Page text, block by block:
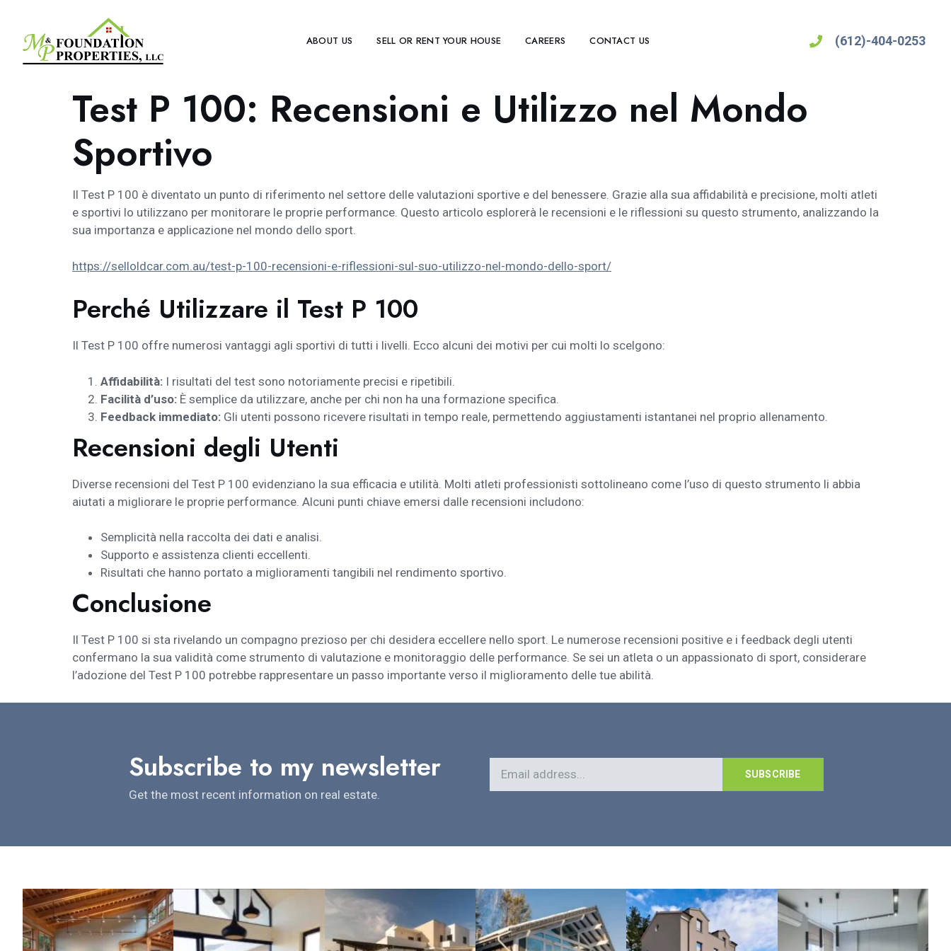
ABOUT US SELL OR RENT YOUR HOUSE CAREERS CONTACT US (612)-404-0253
Test P 100: Recensioni e Utilizzo nel Mondo
Sportivo
Il Test P 100 è diventato un punto di riferimento nel settore delle valutazioni sportive e del benessere. Grazie alla sua affidabilità e precisione, molti atleti
e sportivi lo utilizzano per monitorare le proprie performance. Questo articolo esplorerà le recensioni e le riflessioni su questo strumento, analizzando la
sua importanza e applicazione nel mondo dello sport.
https://selloldcar.com.au/test-p-100-recensioni-e-riflessioni-sul-suo-utilizzo-nel-mondo-dello-sport/
Perché Utilizzare il Test P 100
Il Test P 100 offre numerosi vantaggi agli sportivi di tutti i livelli. Ecco alcuni dei motivi per cui molti lo scelgono:
Affidabilità: I risultati del test sono notoriamente precisi e ripetibili.
Facilità d’uso: È semplice da utilizzare, anche per chi non ha una formazione specifica.
Feedback immediato: Gli utenti possono ricevere risultati in tempo reale, permettendo aggiustamenti istantanei nel proprio allenamento.
Recensioni degli Utenti
Diverse recensioni del Test P 100 evidenziano la sua efficacia e utilità. Molti atleti professionisti sottolineano come l’uso di questo strumento li abbia
aiutati a migliorare le proprie performance. Alcuni punti chiave emersi dalle recensioni includono:
Semplicità nella raccolta dei dati e analisi.
Supporto e assistenza clienti eccellenti.
Risultati che hanno portato a miglioramenti tangibili nel rendimento sportivo.
Conclusione
Il Test P 100 si sta rivelando un compagno prezioso per chi desidera eccellere nello sport. Le numerose recensioni positive e i feedback degli utenti
confermano la sua validità come strumento di valutazione e monitoraggio delle performance. Se sei un atleta o un appassionato di sport, considerare
l’adozione del Test P 100 potrebbe rappresentare un passo importante verso il miglioramento delle tue abilità.
Subscribe to my newsletter
Get the most recent information on real estate.
SUBSCRIBE